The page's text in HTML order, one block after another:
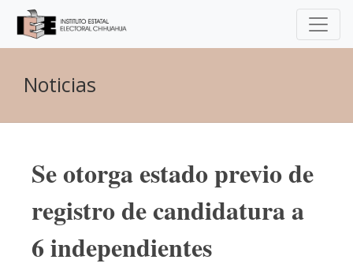
Noticias
Se otorga estado previo de
registro de candidatura a
6 independientes